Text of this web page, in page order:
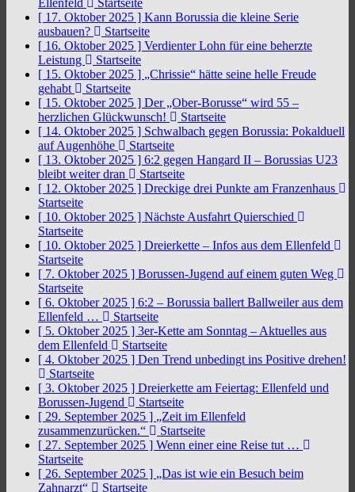
Ellenfeld
Startseite
[ 17. Oktober 2025 ] Kann Borussia die kleine Serie
ausbauen?
Startseite
[ 16. Oktober 2025 ] Verdienter Lohn für eine beherzte
Leistung
Startseite
[ 15. Oktober 2025 ] „Chrissie“ hätte seine helle Freude
gehabt
Startseite
[ 15. Oktober 2025 ] Der „Ober-Borusse“ wird 55 –
herzlichen Glückwunsch!
Startseite
[ 14. Oktober 2025 ] Schwalbach gegen Borussia: Pokalduell
auf Augenhöhe
Startseite
[ 13. Oktober 2025 ] 6:2 gegen Hangard II – Borussias U23
bleibt weiter dran
Startseite
[ 12. Oktober 2025 ] Dreckige drei Punkte am Franzenhaus
Startseite
[ 10. Oktober 2025 ] Nächste Ausfahrt Quierschied
Startseite
[ 10. Oktober 2025 ] Dreierkette – Infos aus dem Ellenfeld
Startseite
[ 7. Oktober 2025 ] Borussen-Jugend auf einem guten Weg
Startseite
[ 6. Oktober 2025 ] 6:2 – Borussia ballert Ballweiler aus dem
Ellenfeld …
Startseite
[ 5. Oktober 2025 ] 3er-Kette am Sonntag – Aktuelles aus
dem Ellenfeld
Startseite
[ 4. Oktober 2025 ] Den Trend unbedingt ins Positive drehen!
Startseite
[ 3. Oktober 2025 ] Dreierkette am Feiertag: Ellenfeld und
Borussen-Jugend
Startseite
[ 29. September 2025 ] „Zeit im Ellenfeld
zusammenzurücken.“
Startseite
[ 27. September 2025 ] Wenn einer eine Reise tut …
Startseite
[ 26. September 2025 ] „Das ist wie ein Besuch beim
Zahnarzt“
Startseite